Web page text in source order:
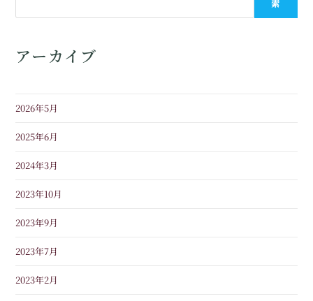
索
アーカイブ
2026年5月
2025年6月
2024年3月
2023年10月
2023年9月
2023年7月
2023年2月